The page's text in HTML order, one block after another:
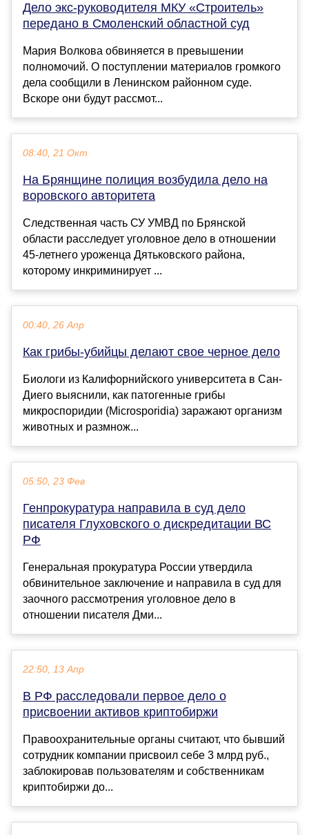
Дело экс-руководителя МКУ «Строитель»
передано в Смоленский областной суд
Мария Волкова обвиняется в превышении
полномочий. О поступлении материалов громкого
дела сообщили в Ленинском районном суде.
Вскоре они будут рассмот...
08:40, 21 Окт
На Брянщине полиция возбудила дело на
воровского авторитета
Следственная часть СУ УМВД по Брянской
области расследует уголовное дело в отношении
45-летнего уроженца Дятьковского района,
которому инкриминирует ...
00:40, 26 Апр
Как грибы-убийцы делают свое черное дело
Биологи из Калифорнийского университета в Сан-
Диего выяснили, как патогенные грибы
микроспоридии (Microsporidia) заражают организм
животных и размнож...
05:50, 23 Фев
Генпрокуратура направила в суд дело
писателя Глуховского о дискредитации ВС
РФ
Генеральная прокуратура России утвердила
обвинительное заключение и направила в суд для
заочного рассмотрения уголовное дело в
отношении писателя Дми...
22:50, 13 Апр
В РФ расследовали первое дело о
присвоении активов криптобиржи
Правоохранительные органы считают, что бывший
сотрудник компании присвоил себе 3 млрд руб.,
заблокировав пользователям и собственникам
криптобиржи до...